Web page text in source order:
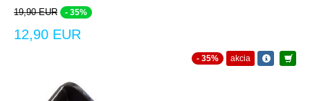
19,90 EUR - 35%
12,90 EUR
- 35% akcia